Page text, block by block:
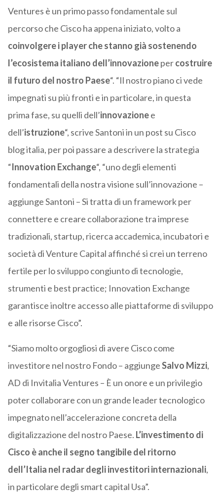
Ventures è un primo passo fondamentale sul
percorso che Cisco ha appena iniziato, volto a
coinvolgere i player che stanno già sostenendo
l’ecosistema italiano dell’innovazionepercostruire
il futuro del nostro Paese“. “Il nostro piano ci vede
impegnati su più fronti e in particolare, in questa
prima fase, su quelli dell’innovazionee
dell’istruzione“, scrive Santoni in un post su Cisco
blog italia, per poi passare a descrivere la strategia
“Innovation Exchange“, “uno degli elementi
fondamentali della nostra visione sull’innovazione –
aggiunge Santoni – Si tratta di un framework per
connettere e creare collaborazione tra imprese
tradizionali, startup, ricerca accademica, incubatori e
società di Venture Capital affinché si crei un terreno
fertile per lo sviluppo congiunto di tecnologie,
strumenti e best practice; Innovation Exchange
garantisce inoltre accesso alle piattaforme di sviluppo
e alle risorse Cisco”.
“Siamo molto orgogliosi di avere Cisco come
investitore nel nostro Fondo – aggiungeSalvo Mizzi,
AD di Invitalia Ventures – È un onore e un privilegio
poter collaborare con un grande leader tecnologico
impegnato nell’accelerazione concreta della
digitalizzazione del nostro Paese. L’investimento di
Cisco è anche il segno tangibile del ritorno
dell’Italia nel radar degli investitori internazionali,
in particolare degli smart capital Usa”.